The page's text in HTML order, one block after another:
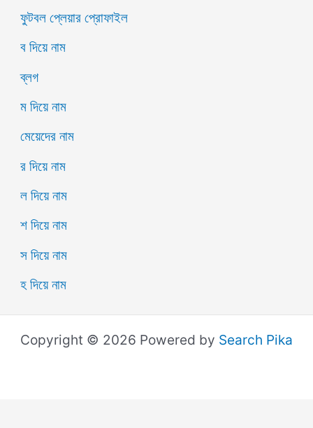
ফুটবল প্লেয়ার প্রোফাইল
ব দিয়ে নাম
ব্লগ
ম দিয়ে নাম
মেয়েদের নাম
র দিয়ে নাম
ল দিয়ে নাম
শ দিয়ে নাম
স দিয়ে নাম
হ দিয়ে নাম
Copyright © 2026 Powered by Search Pika